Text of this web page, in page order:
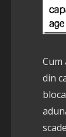
Cum
din